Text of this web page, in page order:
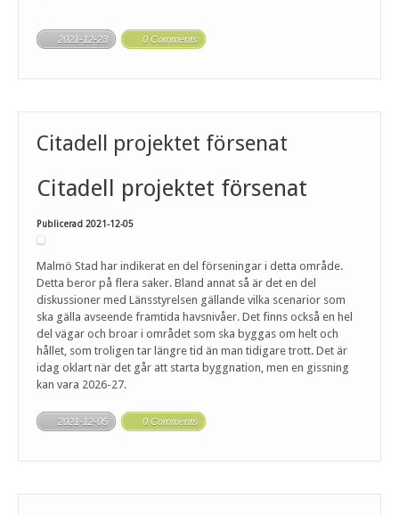
2021-12-23 0 Comments
Citadell projektet försenat
Citadell projektet försenat
Publicerad 2021-12-05
Malmö Stad har indikerat en del förseningar i detta område.
Detta beror på flera saker. Bland annat så är det en del
diskussioner med Länsstyrelsen gällande vilka scenarior som
ska gälla avseende framtida havsnivåer. Det finns också en hel
del vägar och broar i området som ska byggas om helt och
hållet, som troligen tar längre tid än man tidigare trott. Det är
idag oklart när det går att starta byggnation, men en gissning
kan vara 2026-27.
2021-12-05 0 Comments